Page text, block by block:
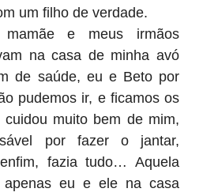
um filho de verdade.
mamãe e meus irmãos
na casa de minha avó
de saúde, eu e Beto por
pudemos ir, e ficamos os
muito bem de mim,
por fazer o jantar,
fazia tudo… Aquela
apenas eu e ele na casa